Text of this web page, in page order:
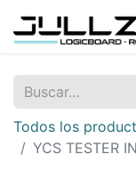
Todos los
YCS TESTER